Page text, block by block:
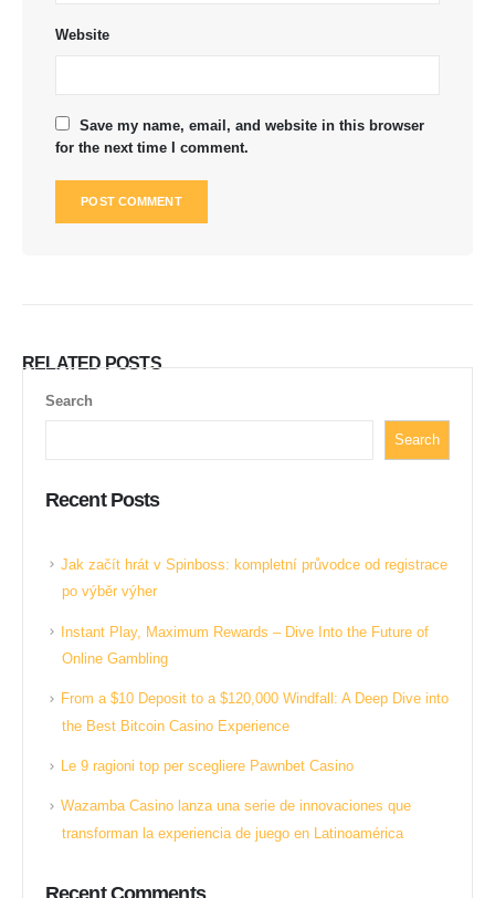
Website
Save my name, email, and website in this browser
for the next time I comment.
RELATEDPOSTS
Search
Search
Recent Posts
Jak začít hrát v Spinboss: kompletní průvodce od registrace
po výběr výher
Instant Play, Maximum Rewards – Dive Into the Future of
Online Gambling
From a $10 Deposit to a $120,000 Windfall: A Deep Dive into
the Best Bitcoin Casino Experience
Le 9 ragioni top per scegliere Pawnbet Casino
Wazamba Casino lanza una serie de innovaciones que
transforman la experiencia de juego en Latinoamérica
Recent Comments